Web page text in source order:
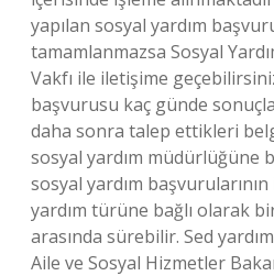
yapılan sosyal yardım
tamamlanmazsa Sosyal
Vakfı ile iletişime
başvurusu kaç günde
daha sonra talep ettikleri
sosyal yardım müdürlüğüne
sosyal yardım
yardım türüne bağlı olarak
arasında sürebilir. Sed
Aile ve Sosyal Hizmetler